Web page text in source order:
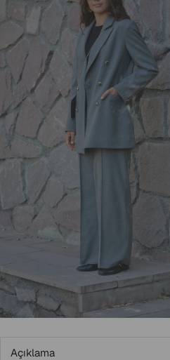
Açıklama